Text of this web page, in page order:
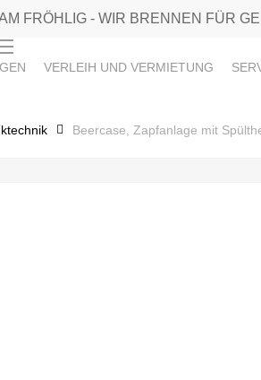
FRÖHLIG - WIR BRENNEN FÜR
VERLEIH UND VERMIETUNG
Beercase, Zapfanlage mit